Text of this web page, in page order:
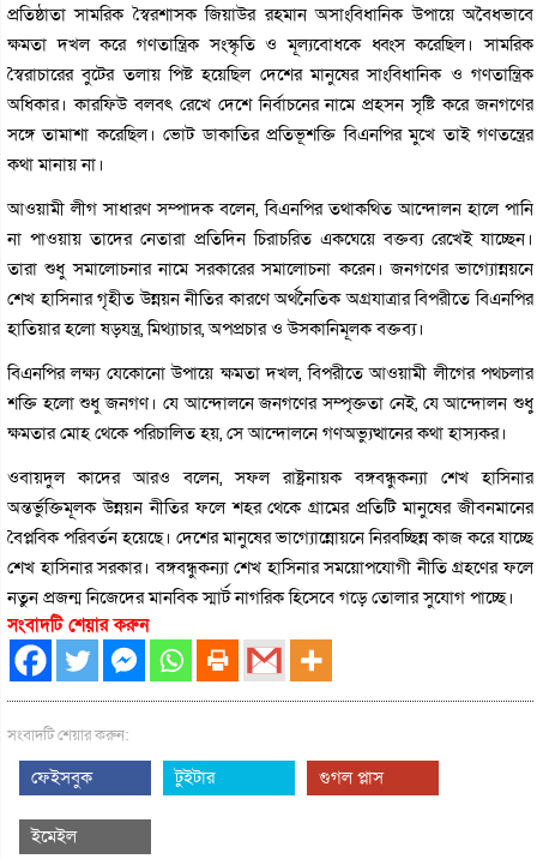
প্রতিষ্ঠাতা সামরিক স্বৈরশাসক জিয়াউর রহমান অসাংবিধানিক উপায়ে অবৈধভাবে
ক্ষমতা দখল করে গণতান্ত্রিক সংস্কৃতি ও মূল্যবোধকে ধ্বংস করেছিল। সামরিক
স্বৈরাচারের বুটের তলায় পিষ্ট হয়েছিল দেশের মানুষের সাংবিধানিক ও গণতান্ত্রিক
অধিকার। কারফিউ বলবৎ রেখে দেশে নির্বাচনের নামে প্রহসন সৃষ্টি করে জনগণের
সঙ্গে তামাশা করেছিল। ভোট ডাকাতির প্রতিভূশক্তি বিএনপির মুখে তাই গণতন্ত্রের
কথা মানায় না।
আওয়ামী লীগ সাধারণ সম্পাদক বলেন, বিএনপির তথাকথিত আন্দোলন হালে পানি
না পাওয়ায় তাদের নেতারা প্রতিদিন চিরাচরিত একঘেয়ে বক্তব্য রেখেই যাচ্ছেন।
তারা শুধু সমালোচনার নামে সরকারের সমালোচনা করেন। জনগণের ভাগ্যোন্নয়নে
শেখ হাসিনার গৃহীত উন্নয়ন নীতির কারণে অর্থনৈতিক অগ্রযাত্রার বিপরীতে বিএনপির
হাতিয়ার হলো ষড়যন্ত্র, মিথ্যাচার, অপপ্রচার ও উসকানিমূলক বক্তব্য।
বিএনপির লক্ষ্য যেকোনো উপায়ে ক্ষমতা দখল, বিপরীতে আওয়ামী লীগের পথচলার
শক্তি হলো শুধু জনগণ। যে আন্দোলনে জনগণের সম্পৃক্ততা নেই, যে আন্দোলন শুধু
ক্ষমতার মোহ থেকে পরিচালিত হয়, সে আন্দোলনে গণঅভ্যুত্থানের কথা হাস্যকর।
ওবায়দুল কাদের আরও বলেন, সফল রাষ্ট্রনায়ক বঙ্গবন্ধুকন্যা শেখ হাসিনার
অন্তর্ভুক্তিমূলক উন্নয়ন নীতির ফলে শহর থেকে গ্রামের প্রতিটি মানুষের জীবনমানের
বৈপ্লবিক পরিবর্তন হয়েছে। দেশের মানুষের ভাগ্যোন্নোয়নে নিরবচ্ছিন্ন কাজ করে যাচ্ছে
শেখ হাসিনার সরকার। বঙ্গবন্ধুকন্যা শেখ হাসিনার সময়োপযোগী নীতি গ্রহণের ফলে
নতুন প্রজন্ম নিজেদের মানবিক স্মার্ট নাগরিক হিসেবে গড়ে তোলার সুযোগ পাচ্ছে।
সংবাদটি শেয়ার করুন
সংবাদটি শেয়ার করুন:
ফেইসবুক টুইটার গুগল প্লাস
ইমেইল